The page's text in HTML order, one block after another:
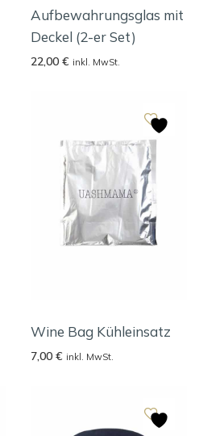
Aufbewahrungsglas mit
Deckel (2-er Set)
22,00 € inkl. MwSt.
Wine Bag Kühleinsatz
7,00 € inkl. MwSt.